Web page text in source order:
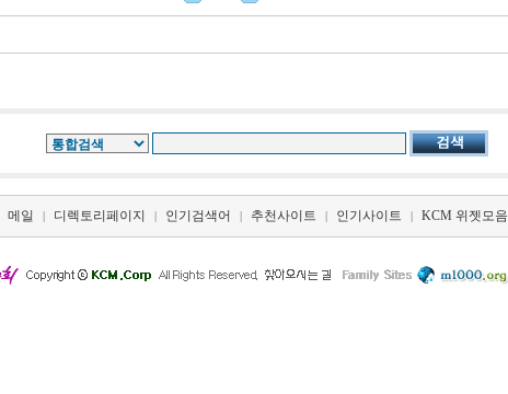
메일 | 디렉토리페이지 | 인기검색어 | 추천사이트 | 인기사이트 | KCM 위젯모음